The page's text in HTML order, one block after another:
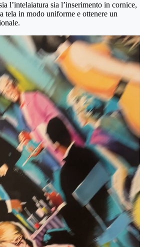
l’intelaiatura sia l’inserimento in cornice,
tela in modo uniforme e ottenere un